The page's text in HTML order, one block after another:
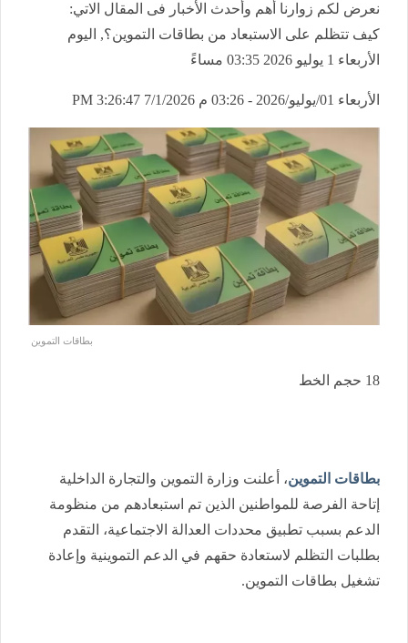
نعرض لكم زوارنا أهم وأحدث الأخبار فى المقال الاتي:
كيف تتظلم على الاستبعاد من بطاقات التموين؟, اليوم
الأربعاء 1 يوليو 2026 03:35 مساءً
الأربعاء 01/يوليو/2026 - 03:26 م 7/1/2026 3:26:47 PM
بطاقات التموين
18 حجم الخط
بطاقات التموين، أعلنت وزارة التموين والتجارة الداخلية
إتاحة الفرصة للمواطنين الذين تم استبعادهم من منظومة
الدعم بسبب تطبيق محددات العدالة الاجتماعية، التقدم
بطلبات التظلم لاستعادة حقهم في الدعم التموينية وإعادة
تشغيل بطاقات التموين.